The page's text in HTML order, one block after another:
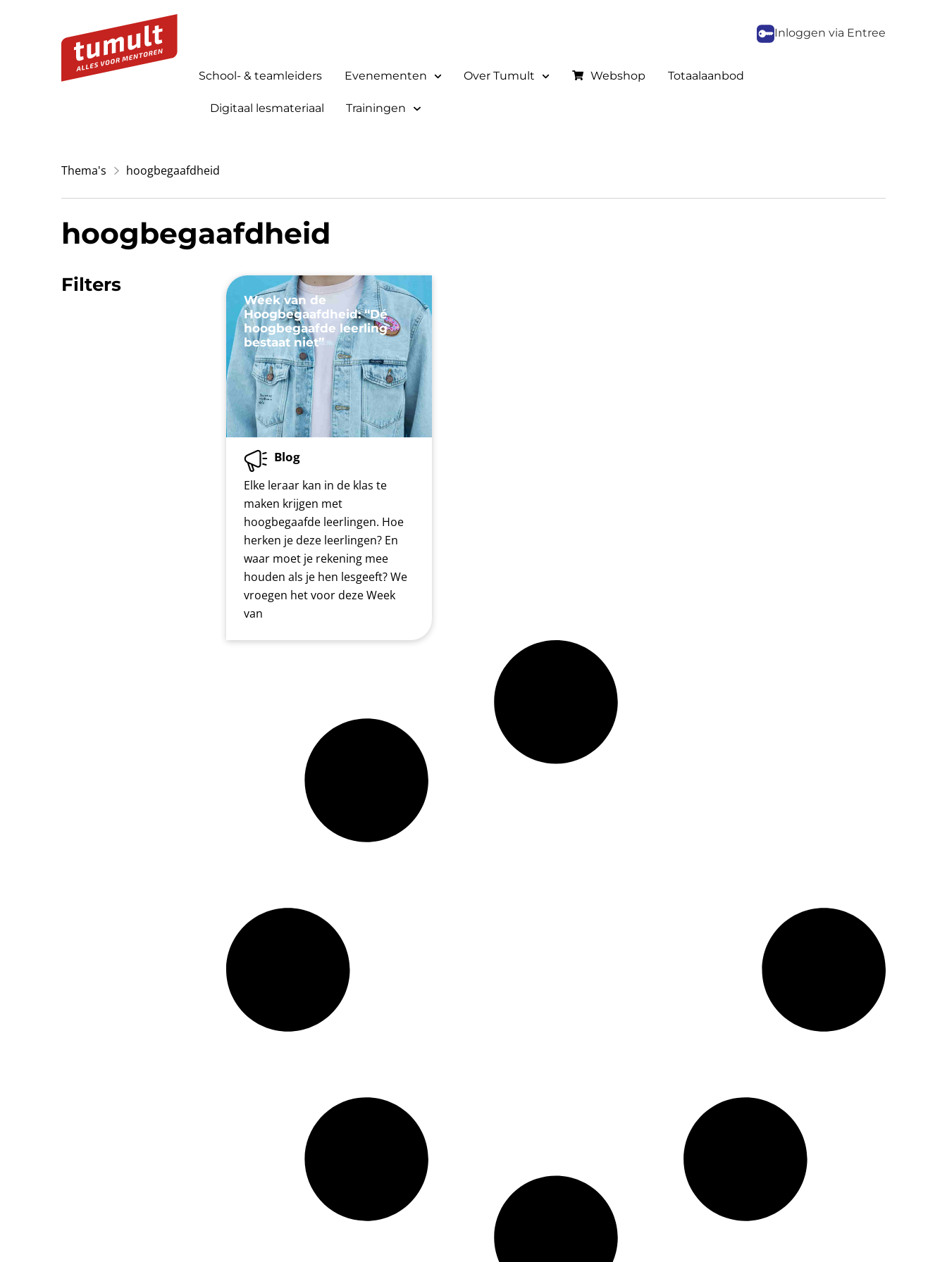
Inloggen via Entree
School- & teamleiders Evenementen Over Tumult Webshop Totaalaanbod
Digitaal lesmateriaal Trainingen
Thema's hoogbegaafdheid
hoogbegaafdheid
Filters
Week van de
Hoogbegaafdheid: “Dé
hoogbegaafde leerling
bestaat niet”
Blog
Elke leraar kan in de klas te
maken krijgen met
hoogbegaafde leerlingen. Hoe
herken je deze leerlingen? En
waar moet je rekening mee
houden als je hen lesgeeft? We
vroegen het voor deze Week
van